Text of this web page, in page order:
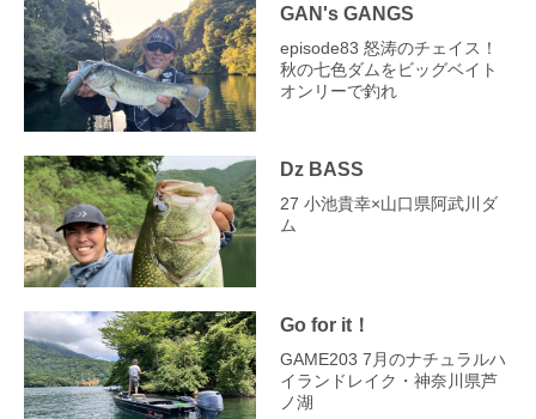
GAN's GANGS
episode83 怒涛のチェイス！
秋の七色ダムをビッグベイト
オンリーで釣れ
Dz BASS
27 小池貴幸×山口県阿武川ダ
ム
Go for it！
GAME203 7月のナチュラルハ
イランドレイク・神奈川県芦
ノ湖